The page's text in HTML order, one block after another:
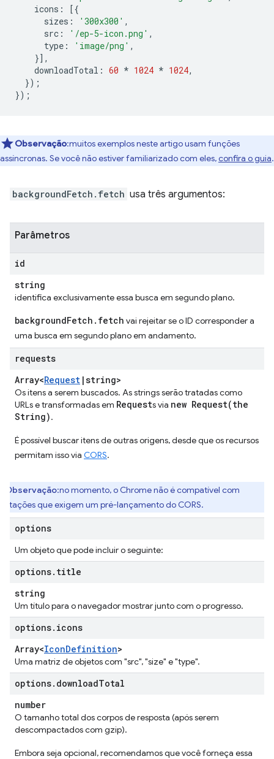
icons :
[{
sizes : '300x300' ,
src : '/ep-5-icon.png' ,
type : 'image/png' ,
}],
downloadTotal : 60 * 1024 * 1024,
});
});
Observação:muitos exemplos neste artigo usam funções
assíncronas. Se você não estiver familiarizado com eles,confira o guia.
backgroundFetch.fetch usa três argumentos:
Parâmetros
id
string
identifica exclusivamente essa busca em segundo plano.
backgroundFetch.fetch vai rejeitar se o ID corresponder a
uma busca em segundo plano em andamento.
requests
Array<Request |string>
Os itens a serem buscados. As strings serão tratadas como
URLs e transformadas em Requests via new Request(the
String).
É possível buscar itens de outras origens, desde que os recursos
permitam isso via CORS.
Observação:no momento, o Chrome não é compatível com
que exigem um pré-lançamento do CORS.
options
Um objeto que pode incluir o seguinte:
options. title
string
Um título para o navegador mostrar junto com o progresso.
options. icons
Array<IconDefinition>
Uma matriz de objetos com "src", "size" e "type".
options. downloadTotal
number
O tamanho total dos corpos de resposta (após serem
descompactados com gzip).
Embora seja opcional, recomendamos que você forneça essa